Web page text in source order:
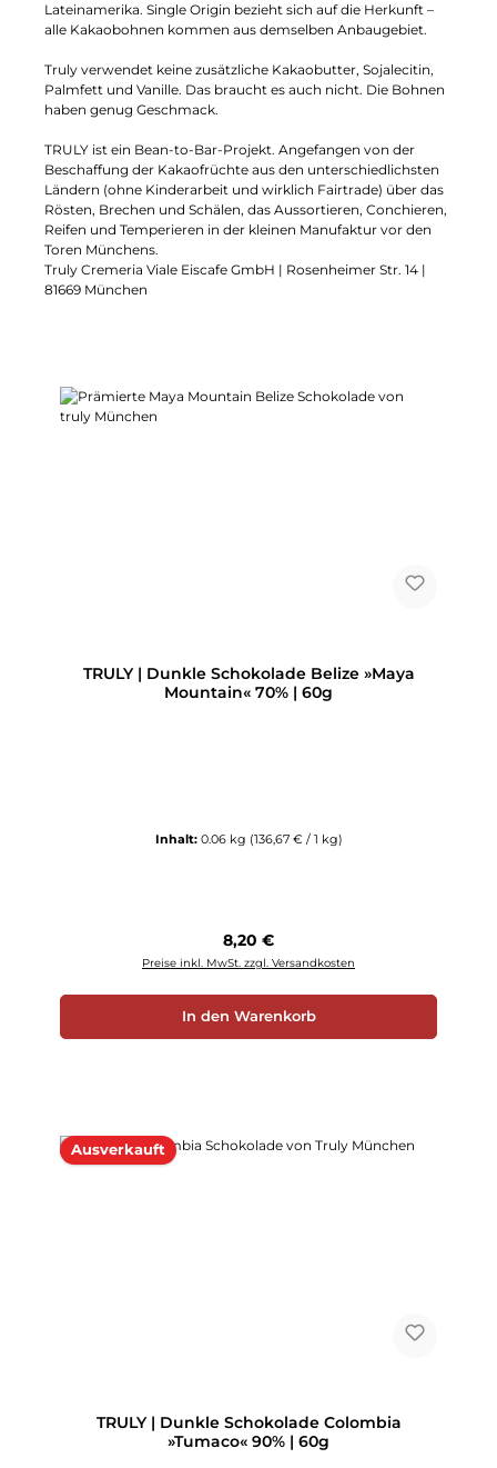
Lateinamerika. Single Origin bezieht sich auf die Herkunft –
alle Kakaobohnen kommen aus demselben Anbaugebiet.
Truly verwendet keine zusätzliche Kakaobutter, Sojalecitin,
Palmfett und Vanille. Das braucht es auch nicht. Die Bohnen
haben genug Geschmack.
TRULY ist ein Bean-to-Bar-Projekt. Angefangen von der
Beschaffung der Kakaofrüchte aus den unterschiedlichsten
Ländern (ohne Kinderarbeit und wirklich Fairtrade) über das
Rösten, Brechen und Schälen, das Aussortieren, Conchieren,
Reifen und Temperieren in der kleinen Manufaktur vor den
Toren Münchens.
Truly Cremeria Viale Eiscafe GmbH | Rosenheimer Str. 14 |
81669 München
TRULY | Dunkle Schokolade Belize »Maya
Mountain« 70% | 60g
Inhalt: 0.06 kg (136,67 € / 1 kg)
Regulärer Preis:
8,20 €
Preise inkl. MwSt. zzgl. Versandkosten
In den Warenkorb
Ausverkauft
TRULY | Dunkle Schokolade Colombia
»Tumaco« 90% | 60g